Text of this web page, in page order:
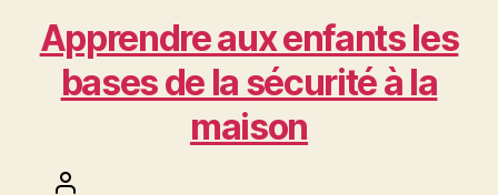
Apprendre aux enfants les
bases de la sécurité à la
maison